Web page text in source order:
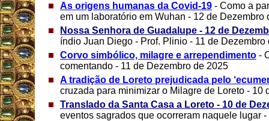
As origens humanas da Covid-19 - Como a
em um laboratório em Wuhan - 12 de Dezembro
Nossa Senhora de Guadalupe - 12 de
índio Juan Diego - Prof. Plinio - 11 de Dezembro
Corvo simbólico, milagre e arrependimento -
comentando - 11 de Dezembro de 2025
A tradição de Loreto prejudicada pelo
cruzada para minimizar o Milagre de Loreto - 10
Translado da Santa Casa a Loreto - 10 de
eventos sagrados que ocorreram naquele lugar